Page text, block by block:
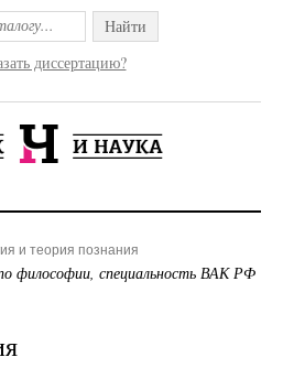
Найти
диссертацию?
и теория познания
философии, специальность ВАК РФ